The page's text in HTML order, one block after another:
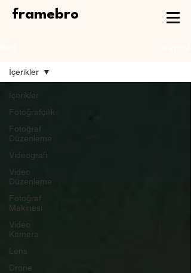
framebro
İçerikler
Fotoğrafçılık
Fotoğraf
Düzenleme
Videografi
Video
Düzenleme
Fotoğraf
Makinesi
Video
Kamera
Lens
Drone
İçerikler